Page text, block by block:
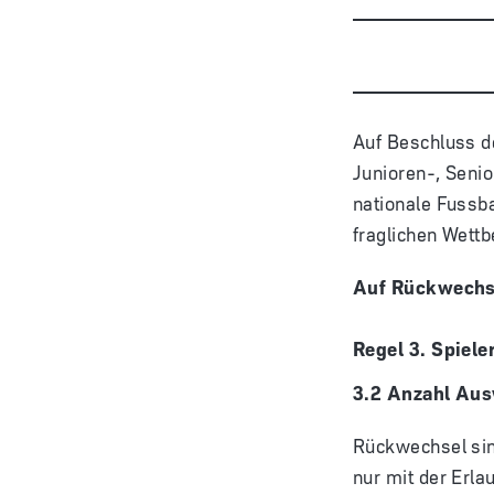
Auf Beschluss
Junioren-,
nationale
fraglichen
Auf
Regel 3.
3.2 Anzahl
Rückwechsel
nur mit der